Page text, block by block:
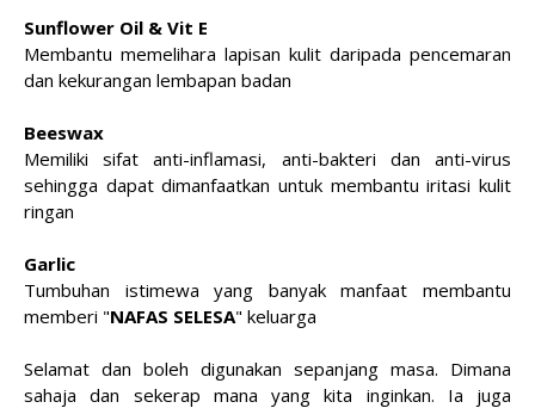
Sunflower Oil & Vit E
Membantu memelihara lapisan kulit daripada pencemaran
dan kekurangan lembapan badan
Beeswax
Memiliki sifat anti-inflamasi, anti-bakteri dan anti-virus
sehingga dapat dimanfaatkan untuk membantu iritasi kulit
ringan
Garlic
Tumbuhan istimewa yang banyak manfaat membantu
memberi "NAFAS SELESA" keluarga
Selamat dan boleh digunakan sepanjang masa. Dimana
sahaja dan sekerap mana yang kita inginkan. Ia juga